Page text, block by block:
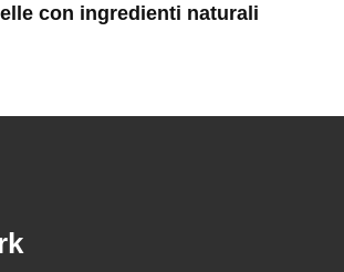
con ingredienti naturali